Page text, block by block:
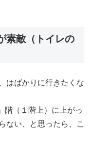
素敵（トイレの
はばかりに行きたくな
階（１階上）に上がっ
ない、と思ったら、こ